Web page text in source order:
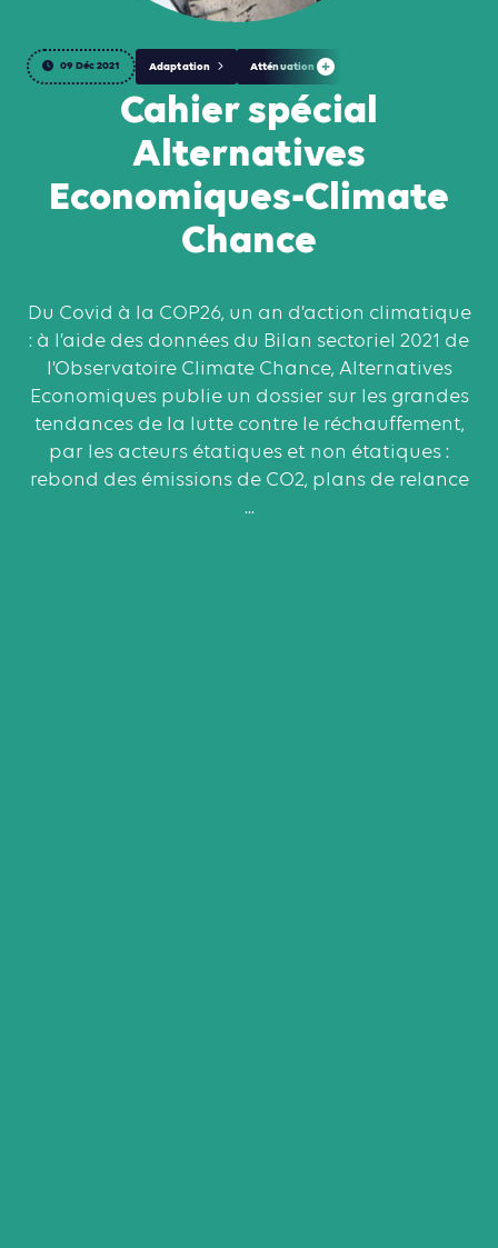
09 Déc 2021 Adaptation Atténuation
Cahier spécial
Alternatives
Economiques-Climate
Chance
Du Covid à la COP26, un an d’action climatique
: à l’aide des données du Bilan sectoriel 2021 de
l’Observatoire Climate Chance, Alternatives
Economiques publie un dossier sur les grandes
tendances de la lutte contre le réchauffement,
par les acteurs étatiques et non étatiques :
rebond des émissions de CO2, plans de relance
...